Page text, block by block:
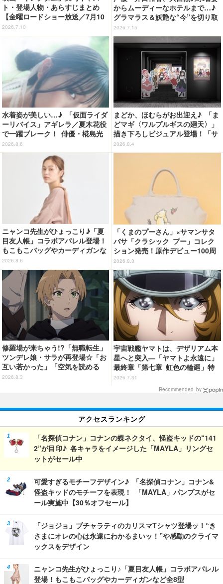
ト・登場人物・あらすじまとめ
【金曜ロードショー放送／7月10
日】
2026.7.10
からムーディーなホテルまで…♪
グラマラス＆妖艶な“今”を切り取
り！3冊目写真集が発売中
2026.7.15
水着姿が美しい…♪ 「仮面ライダ
ーリバイス」アギレラ／夏木花役
で一躍ブレーク！ 俳優・椛島光
の2nd写真集が予約開始
2026.8.6
まどか、ほむらがお出迎え♪ 「ま
どマギ〈ワルプルギスの廻天〉」
描き下ろしビジュアル登場！「サ
ンシャインシティプリンスホテ
ル」コラボ開催
2026.8.4
ニャンコ先生がひょっこり♪「夏
目友人帳」コラボアパレル登場！
もこもこバッグやカーディガンな
ど全8型
2026.8.6
「くまのプーさん」×サマンサタ
バサ「クラシック プー」コレク
ション発売！原作デビュー100周
年記念でハンドバッグや財布など
全6種が登場
2026.8.3
修羅場が来ちゃう!?「無職転生」
ツンデレ娘・サラが再登場☆「お
互い若かった」「空気を読める
嫁」「嫁が3人になりそうなフラ
2026.8.3
宇宙戦艦ヤマトは、デザリアム本
星へと突入―「ヤマトよ永遠に」
最終章「第七章 虹色の輪廻」特
報映像が公開！加藤直之新規描き
下ろし特製スリーブのBlu-ray＆D
2026.7.31
Recommended by
アクセスランキング
「名探偵コナン」コナンの蝶ネクタイ、怪盗キッドの“141
2”が目印♪ 各キャラをイメージした「MAYLA」リングセ
ットがセール中
可愛すぎるモチーフデザイン♪ 「名探偵コナン」コナン&
怪盗キッドのモチーフを表現！ 「MAYLA」パンプスがセ
ール実施中【30％オフセール】
「ジョジョ」ブチャラティのカリスマTシャツ登場ッ！“き
さまにオレの心は永遠にわかるまいッ！”や感動のクライマ
ックスをデザイン
ニャンコ先生がひょっこり♪「夏目友人帳」コラボアパレル
登場！もこもこバッグやカーディガンなど全8型